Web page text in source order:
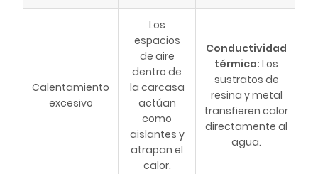
Calentamiento
excesivo
Los
espacios
de aire
dentro de
la carcasa
actúan
como
aislantes y
atrapan el
calor.
Conductividad
térmica: Los
sustratos de
resina y metal
transfieren calor
directamente al
agua.